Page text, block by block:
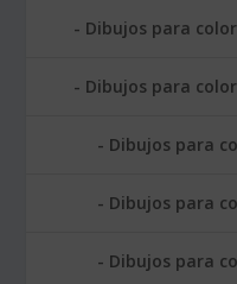
Dibujos para
Dibujos para
Dibujos para
Dibujos para
Dibujos para